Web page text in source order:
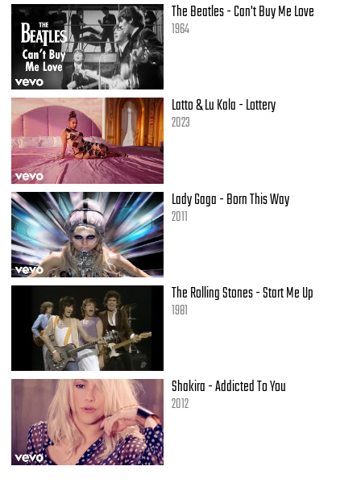
The Beatles - Can't Buy Me Love
1964
Latto & Lu Kala - Lottery
2023
Lady Gaga - Born This Way
2011
The Rolling Stones - Start Me Up
1981
Shakira - Addicted To You
2012